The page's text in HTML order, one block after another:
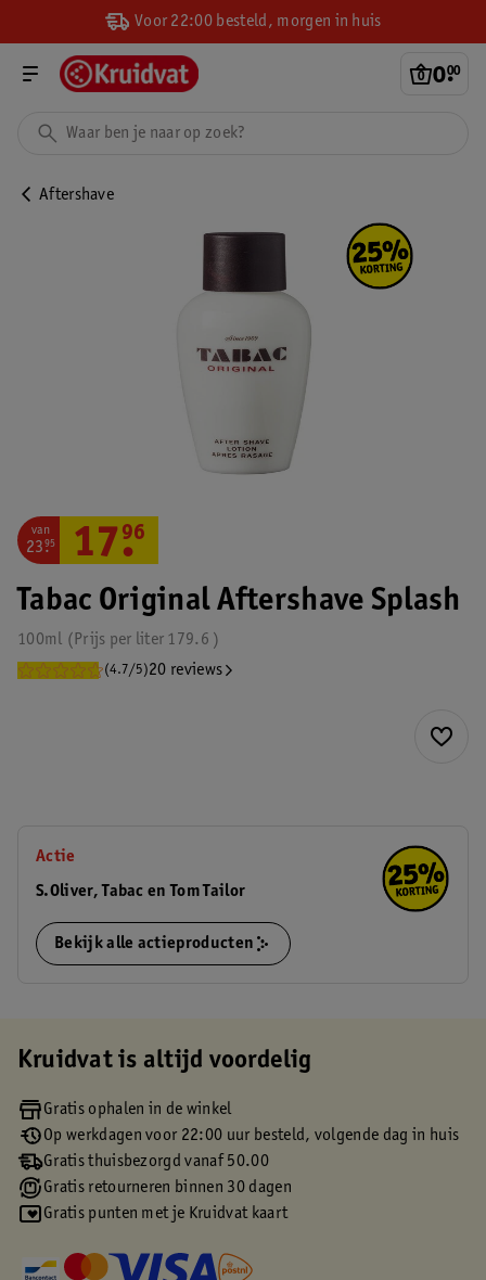
Voor 22:00 besteld, morgen in huis
0.
00
Aftershave
Tabac Original Aftershave Splash
100ml 179.6
Prijs per liter
(4.7/5)20 reviews
van
23.
95 17.
96
Actie
S.Oliver, Tabac en Tom Tailor
Bekijk alle actieproducten
Kruidvat is altijd voordelig
Gratis ophalen in de winkel
Op werkdagen voor 22:00 uur besteld, volgende dag in huis
Gratis thuisbezorgd vanaf 50.00
Gratis retourneren binnen 30 dagen
Gratis punten met je Kruidvat kaart